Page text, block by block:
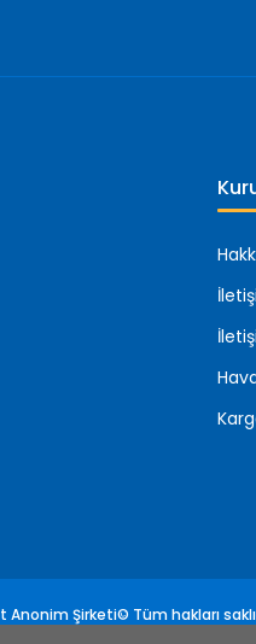
Anonim Şirketi© Tüm hakları